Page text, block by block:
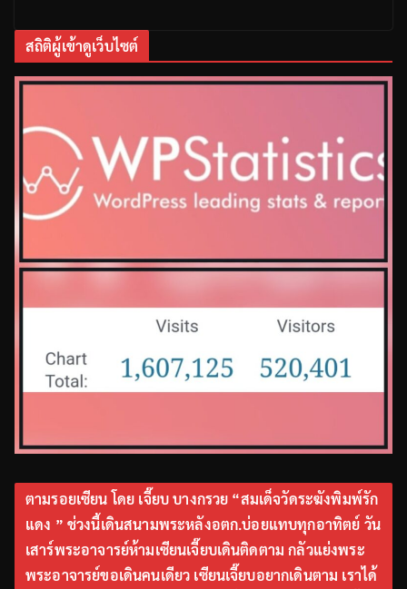
สถิติผู้เข้าดูเว็บไซต์
ตามรอยเซียน โดย เจี๊ยบ บางกรวย “สมเด็จวัดระฆังพิมพ์รัก
แดง ” ช่วงนี้เดินสนามพระหลังอตก.บ่อยแทบทุกอาทิตย์ วัน
เสาร์พระอาจารย์ห้ามเซียนเจี๊ยบเดินติดตาม กลัวแย่งพระ
พระอาจารย์ขอเดินคนเดียว เซียนเจี๊ยบอยากเดินตาม เราได้